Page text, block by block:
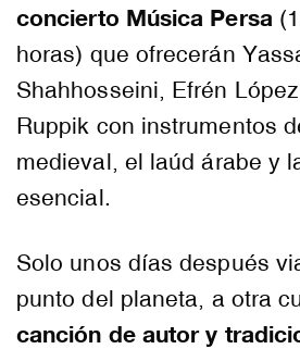
concierto Música Persa
horas) que ofrecerán
Shahhosseini, Efrén
Ruppik con instrumentos
medieval, el laúd árabe y
esencial.
Solo unos días después
punto del planeta, a otra
canción de autor y